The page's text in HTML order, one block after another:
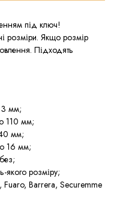
під ключ!
розміри. Якщо розмір
Підходять
3 мм;
110 мм;
мм;
16 мм;
якого розміру;
Fuaro, Barrera, Securemme